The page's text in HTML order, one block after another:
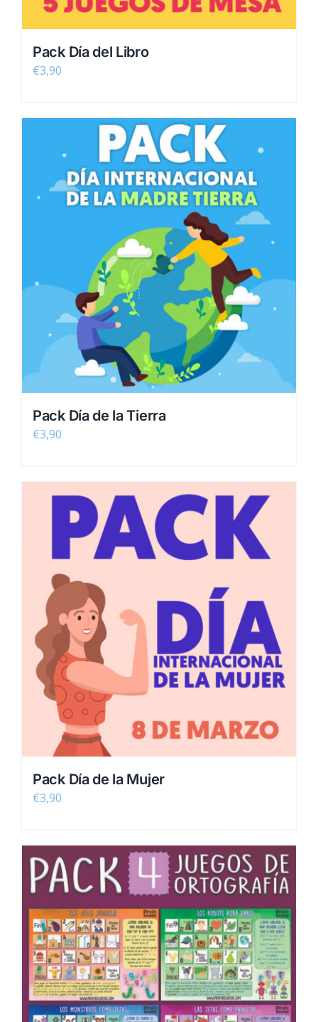
Pack Día del Libro
€3,90
Pack Día de la Tierra
€3,90
Pack Día de la Mujer
€3,90